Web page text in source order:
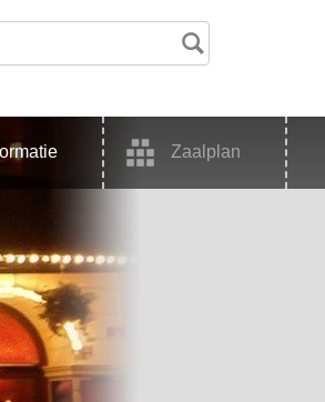
Zaalplan